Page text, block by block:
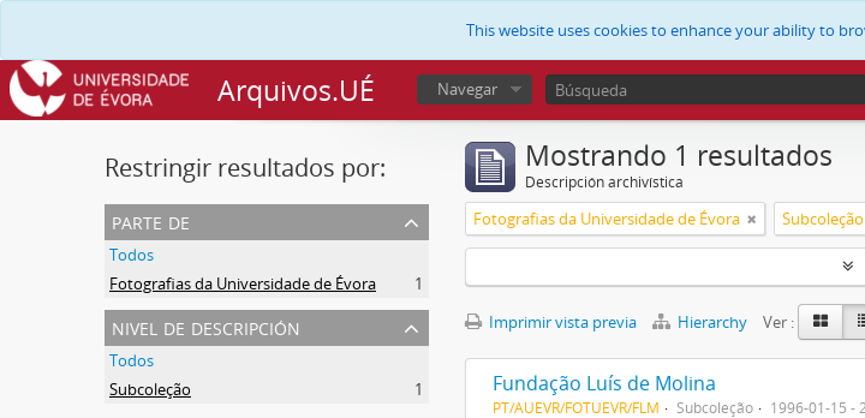
This website uses cookies to enhance your ability to
Arquivos.UÉ Navegar
Restringir resultados por:
parte de
Todos
Fotografias da Universidade de Évora
1
nivel de descripción
Todos
Subcoleção
1
Mostrando 1 resultados
Descripción archivística
Fotografias da Universidade de Évora Subcoleção
Imprimir vista previa Hierarchy Ver :
Fundação Luís de Molina
PT/AUEVR/FOTUEVR/FLM Subcoleção
1996-01-15 -